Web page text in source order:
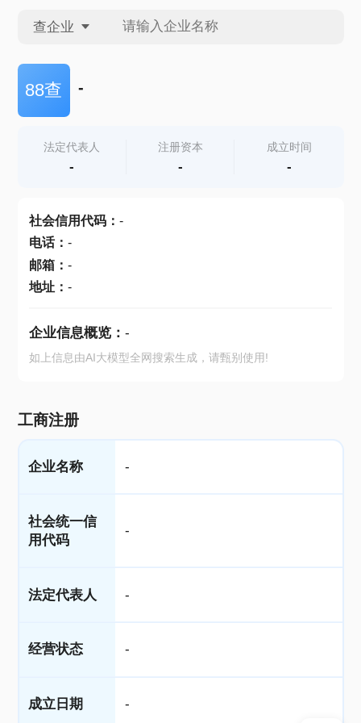
查企业
查企业
查产地
88查 -
法定代表人
-
注册资本
-
成立时间
-
社会信用代码： -
电话： -
邮箱： -
地址： -
企业信息概览： -
如上信息由AI大模型全网搜索生成，请甄别使用!
工商注册
企业名称 -
社会统一信
用代码
-
法定代表人 -
经营状态 -
成立日期 -